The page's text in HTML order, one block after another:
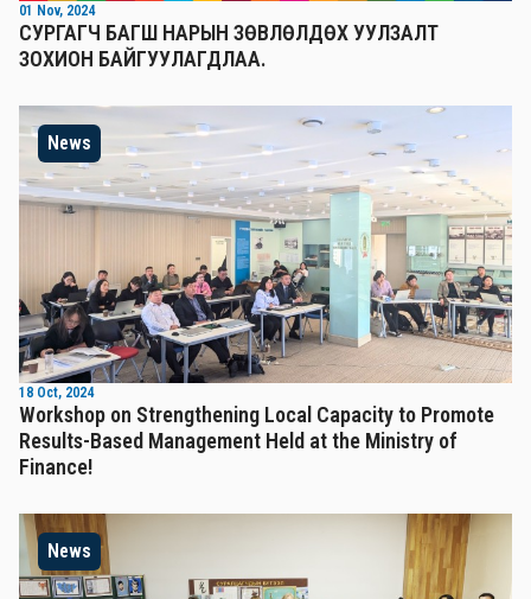
01 Nov, 2024
СУРГАГЧ БАГШ НАРЫН ЗӨВЛӨЛДӨХ УУЛЗАЛТ
ЗОХИОН БАЙГУУЛАГДЛАА.
News
18 Oct, 2024
Workshop on Strengthening Local Capacity to Promote
Results-Based Management Held at the Ministry of
Finance!
News